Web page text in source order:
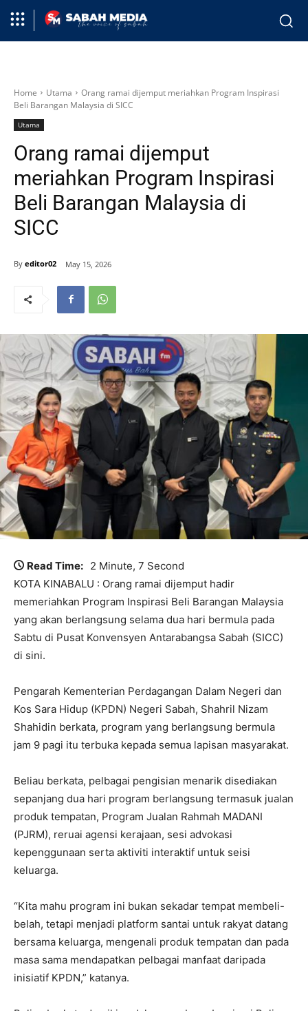
Home Utama
Orang ramai dijemput meriahkan Program Inspirasi
Beli Barangan Malaysia di SICC
Utama
Orang ramai dijemput
meriahkan Program Inspirasi
Beli Barangan Malaysia di
SICC
By editor02 May 15, 2026
Read Time: 2 Minute, 7 Second
KOTA KINABALU : Orang ramai dijemput hadir
memeriahkan Program Inspirasi Beli Barangan Malaysia
yang akan berlangsung selama dua hari bermula pada
Sabtu di Pusat Konvensyen Antarabangsa Sabah (SICC)
di sini.
Pengarah Kementerian Perdagangan Dalam Negeri dan
Kos Sara Hidup (KPDN) Negeri Sabah, Shahril Nizam
Shahidin berkata, program yang berlangsung bermula
jam 9 pagi itu terbuka kepada semua lapisan masyarakat.
Beliau berkata, pelbagai pengisian menarik disediakan
sepanjang dua hari program berlangsung termasuk jualan
produk tempatan, Program Jualan Rahmah MADANI
(PJRM), reruai agensi kerajaan, sesi advokasi
kepenggunaan serta aktiviti interaktif untuk seisi
keluarga.
“Kita mahu program ini bukan sekadar tempat membeli-
belah, tetapi menjadi platform santai untuk rakyat datang
bersama keluarga, mengenali produk tempatan dan pada
masa sama mendapatkan pelbagai manfaat daripada
inisiatif KPDN,” katanya.